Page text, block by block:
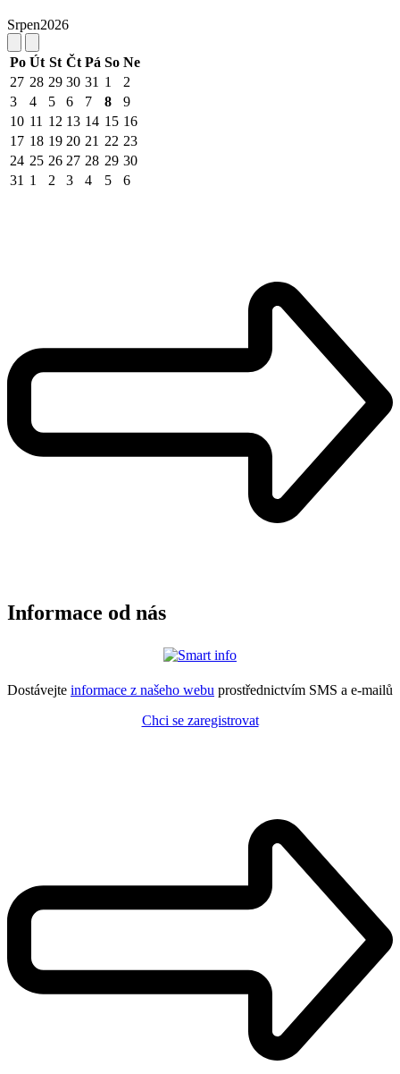
Srpen2026
Po Út St Čt Pá So Ne
27 28 29 30 31 1
2
3
4 5 6 7 8
9
10 11 12 13 14 15 16
17 18 19 20 21 22 23
24 25 26 27 28 29 30
31 1 2 3 4 5 6
Informace od nás
Dostávejte informace z našeho webu prostřednictvím SMS a e-mailů
Chci se zaregistrovat